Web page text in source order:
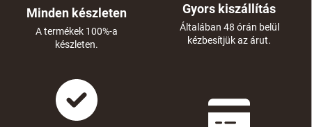
Minden készleten
A termékek 100%-a
készleten.
Gyors kiszállítás
Általában 48 órán belül
kézbesítjük az árut.